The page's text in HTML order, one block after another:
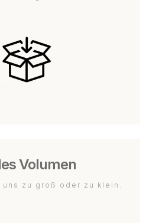
Volumen
zu groß oder zu klein.